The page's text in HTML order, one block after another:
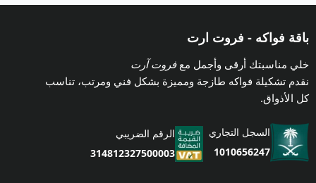
باقة فواكه - فروت ارت
خلي مناسبتك أرقى وأجمل معفروت آرت
نقدم تشكيلة فواكه طازجة ومميزة بشكل فني ومرتب، تناسب
كل الأذواق.
السجل التجاري
1010656247
الرقم الضريبي
314812327500003